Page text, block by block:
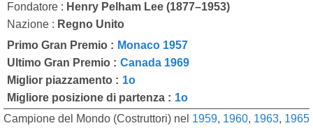
Fondatore : Henry Pelham Lee (1877–1953)
Nazione : Regno Unito
Primo Gran Premio : Monaco 1957
Ultimo Gran Premio : Canada 1969
Miglior piazzamento : 1o
Migliore posizione di partenza : 1o
Campione del Mondo (Costruttori) nel 1959, 1960, 1963, 1965